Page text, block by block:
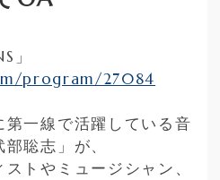
」
program/27084
第一線で活躍している音
聡志」が、
トやミュージシャン、